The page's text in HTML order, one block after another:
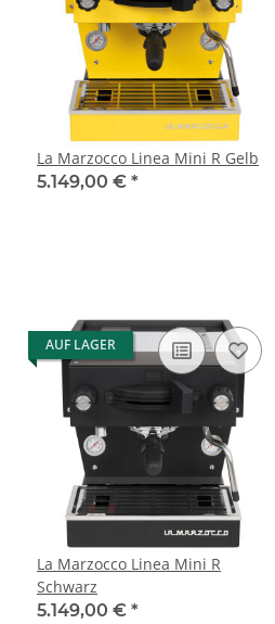
La Marzocco Linea Mini R Gelb
5.149,00 € *
AUF LAGER
La Marzocco Linea Mini R
Schwarz
5.149,00 € *